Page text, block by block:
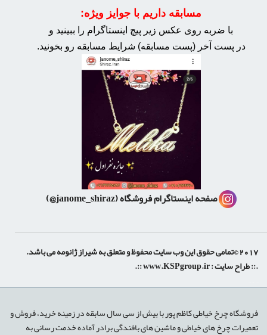
مسابقه داریم با جوایز ویژه:
با ضربه روی عکس زیر پیچ اینستاگرام را ببینید و
در پست آخر (پست مسابقه) شرایط مسابقه رو بخونید.
صفحه اینستاگرام فروشگاه(janome_shiraz@)
2017 ©تمامی حقوق این وب سایت محفوظ و متعلق به شیراز ژانومه می باشد.
.:: طراح سایت :www.KSPgroup.ir
::.
فروشگاه چرخ خیاطی کاظم پور با بیش از سی سال سابقه در زمینه خرید، فروش و
تعمیرات چرخ های خیاطی و ماشین های بافندگی برادر آماده خدمت رسانی به